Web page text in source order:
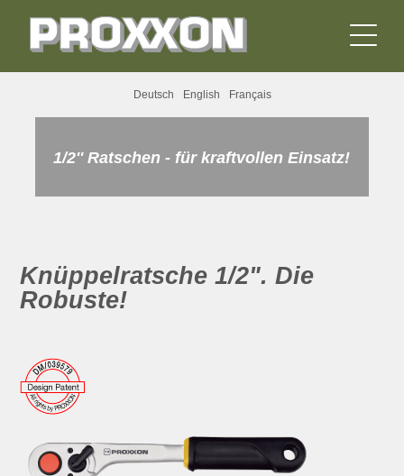
Deutsch English Français
1/2'' Ratschen - für kraftvollen Einsatz!
Knüppelratsche 1/2". Die
Robuste!